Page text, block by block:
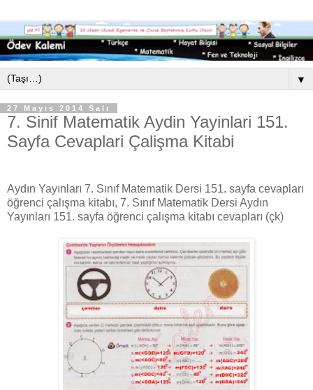
▼
27 Mayıs 2014 Salı
7. Sinif Matematik Aydin Yayinlari 151.
Sayfa Cevaplari Çalişma Kitabi
Aydın Yayınları 7. Sınıf Matematik Dersi 151. sayfa cevapları
öğrenci çalışma kitabı, 7. Sınıf Matematik Dersi Aydın
Yayınları 151. sayfa öğrenci çalışma kitabı cevapları (çk)